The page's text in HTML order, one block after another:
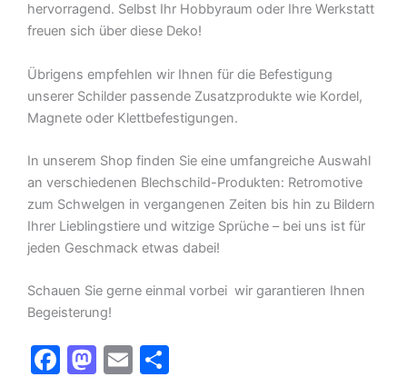
hervorragend. Selbst Ihr Hobbyraum oder Ihre Werkstatt
freuen sich über diese Deko!
Übrigens empfehlen wir Ihnen für die Befestigung
unserer Schilder passende Zusatzprodukte wie Kordel,
Magnete oder Klettbefestigungen.
In unserem Shop finden Sie eine umfangreiche Auswahl
an verschiedenen Blechschild-Produkten: Retromotive
zum Schwelgen in vergangenen Zeiten bis hin zu Bildern
Ihrer Lieblingstiere und witzige Sprüche – bei uns ist für
jeden Geschmack etwas dabei!
Schauen Sie gerne einmal vorbei  wir garantieren Ihnen
Begeisterung!
F
M E